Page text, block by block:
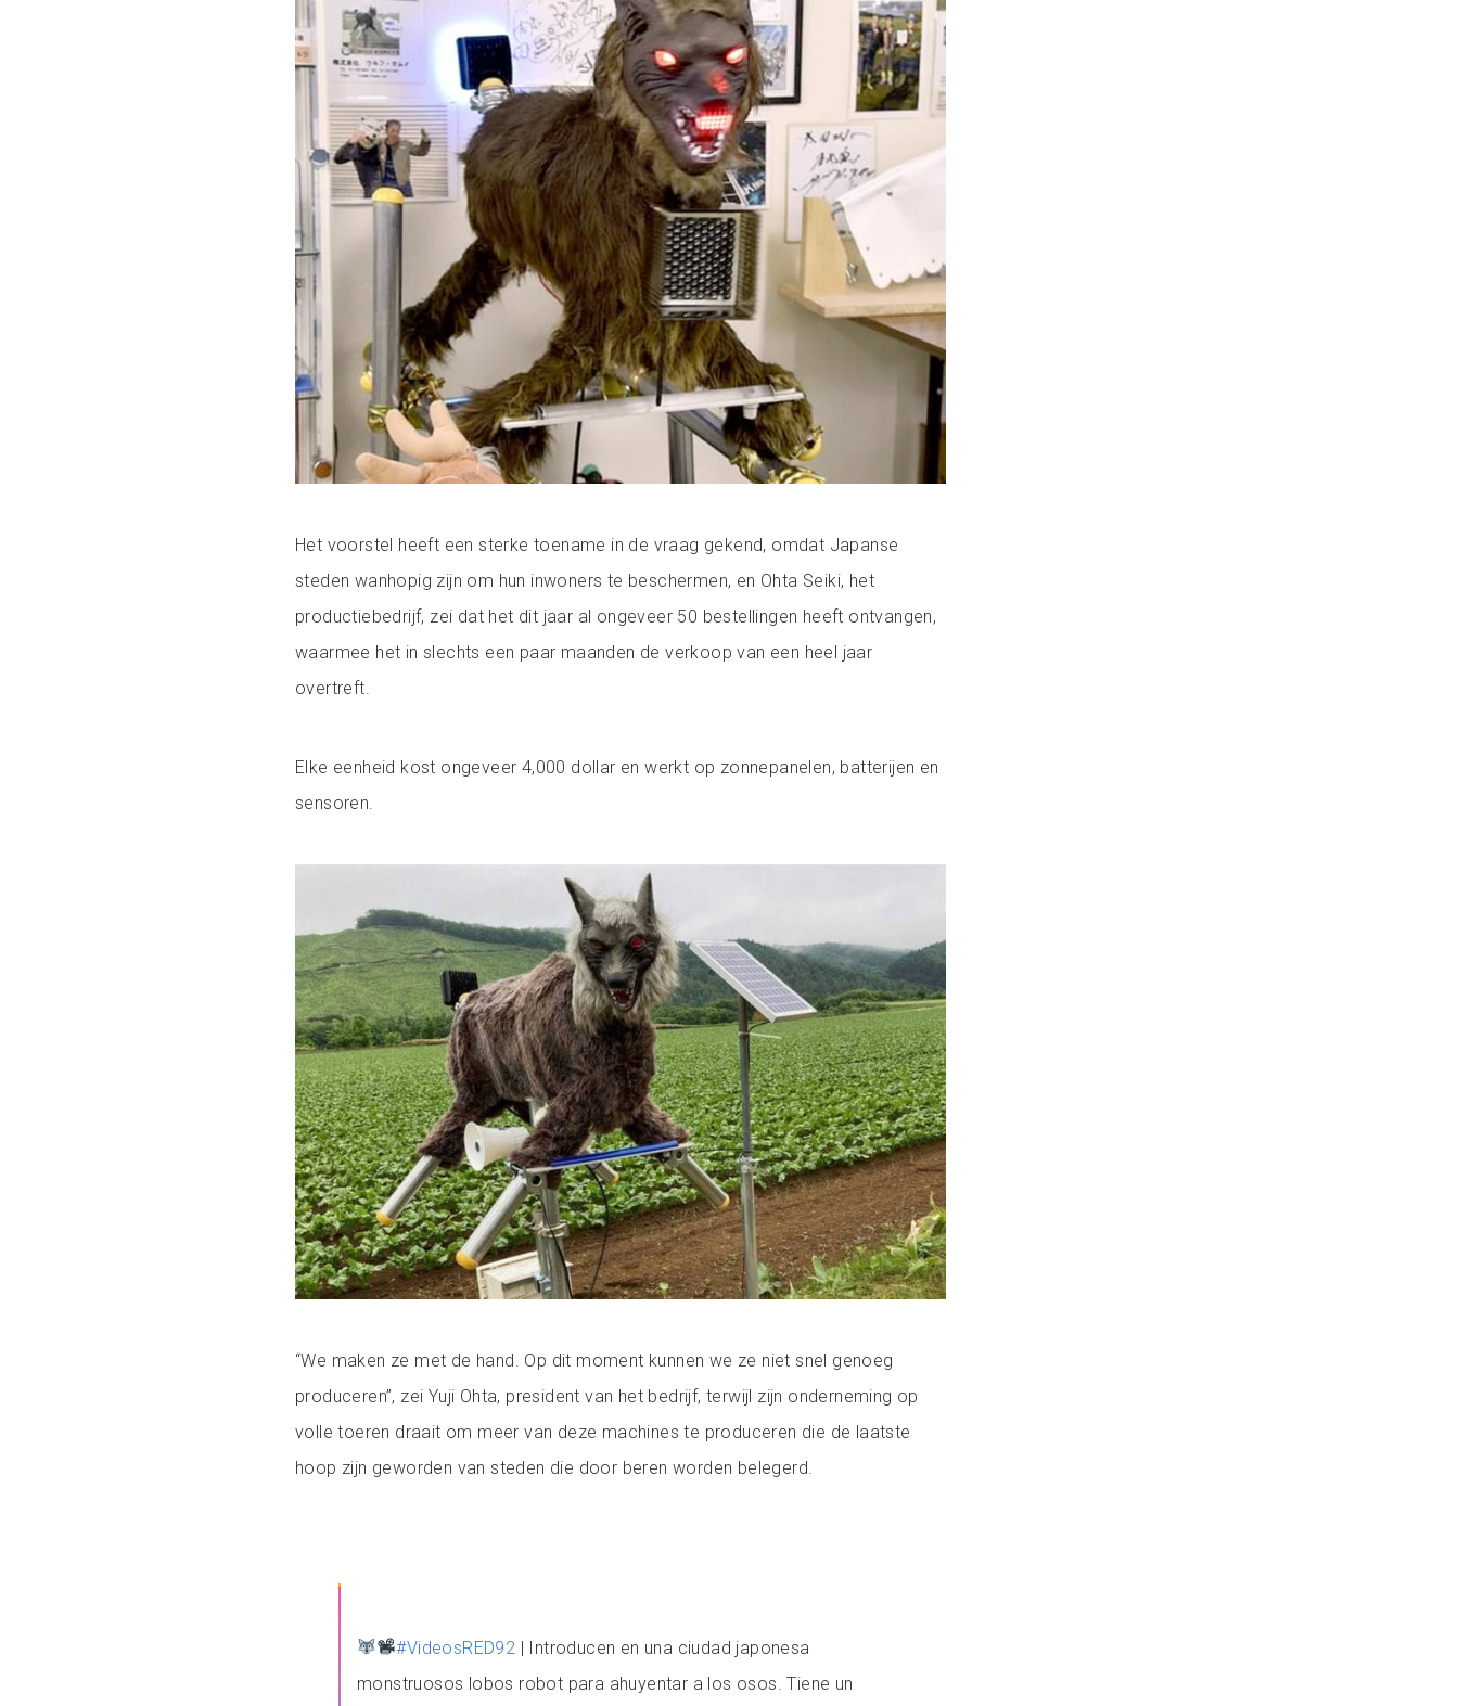
Het voorstel heeft een sterke toename in de vraag gekend, omdat Japanse
steden wanhopig zijn om hun inwoners te beschermen, en Ohta Seiki, het
productiebedrijf, zei dat het dit jaar al ongeveer 50 bestellingen heeft ontvangen,
waarmee het in slechts een paar maanden de verkoop van een heel jaar
overtreft.
Elke eenheid kost ongeveer 4,000 dollar en werkt op zonnepanelen, batterijen en
sensoren.
“We maken ze met de hand. Op dit moment kunnen we ze niet snel genoeg
produceren”, zei Yuji Ohta, president van het bedrijf, terwijl zijn onderneming op
volle toeren draait om meer van deze machines te produceren die de laatste
hoop zijn geworden van steden die door beren worden belegerd.
#VideosRED92 | Introducen en una ciudad japonesa
monstruosos lobos robot para ahuyentar a los osos. Tiene un